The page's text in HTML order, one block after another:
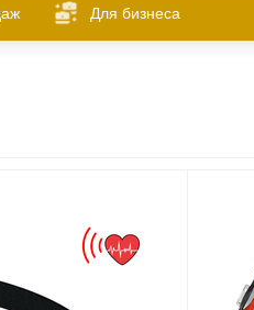
Для бизнеса